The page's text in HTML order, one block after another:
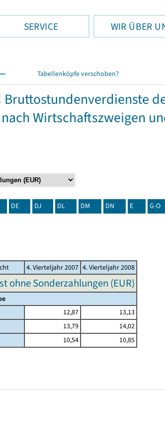
SERVICE WIR ÜBER
Tabellenköpfe verschoben?
Wirtschaftszweigen
DE DJ DL DM DN E G-O
4. Vierteljahr 2007 4. Vierteljahr 2008
Sonderzahlungen (EUR)
12,87
13,13
13,79
14,02
10,54 10,85